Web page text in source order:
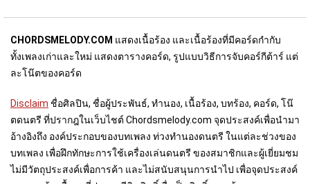
CHORDSMELODY.COM แสดงเนื้อร้อง และเนื้อร้องที่มีคอร์ดกำกับ
ทั้งเพลงเก่าและใหม่ แสดงตารางคอร์ด, รูปแบบวิธีการจับคอร์กีต้าร์ แต่
ละโน๊ตของคอร์ด
Disclaim ชื่อศิลปิน, ชื่อผู้ประพันธ์, ทำนอง, เนื้อร้อง, บทร้อง, คอร์ด, โน๊
ตดนตรี ที่ปรากฎในเว็บไชต์ Chordsmelody.com จุดประสงค์เพื่อนำมา
อ้างอิงถึง องค์ประกอบของบทเพลง ท่วงทำนองดนตรี ในแต่ละช่วงของ
บทเพลง เพื่อฝึกทักษะการใช้เครื่องเล่นดนตรี ของสมาชิกและผู้เยี่ยมชม
ไม่มีวัตถุประสงค์เพื่อการค้า และไม่สนับสนุนการนำไป เพื่อจุดประสงค์